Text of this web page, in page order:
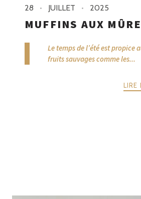
28 JUILLET 2025
MUFFINS AUX
Le temps de l’été est propice
fruits sauvages comme les...
LIRE